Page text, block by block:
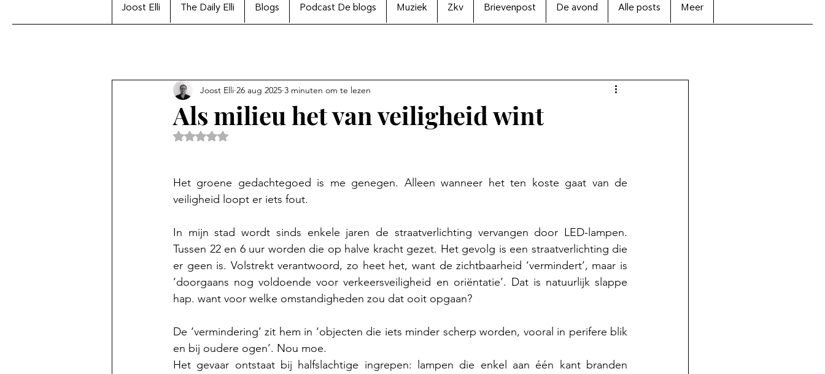
Joost Elli The Daily Elli Blogs Podcast De blogs Muziek Zkv Brievenpost De avond Alle posts Meer
Als milieu het van veiligheid wint
Joost Elli 26 aug 2025 3 minuten om te lezen
Beoordeeld met NaN uit 5 sterren.
Het groene gedachtegoed is me genegen. Alleen wanneer het ten koste gaat van de
veiligheid loopt er iets fout.
In mijn stad wordt sinds enkele jaren de straatverlichting vervangen door LED-lampen.
Tussen 22 en 6 uur worden die op halve kracht gezet. Het gevolg is een straatverlichting die
er geen is. Volstrekt verantwoord, zo heet het, want de zichtbaarheid ‘vermindert’, maar is
‘doorgaans nog voldoende voor verkeersveiligheid en oriëntatie’. Dat is natuurlijk slappe
hap. want voor welke omstandigheden zou dat ooit opgaan?
De ‘vermindering’ zit hem in ‘objecten die iets minder scherp worden, vooral in perifere blik
en bij oudere ogen’. Nou moe.
Het gevaar ontstaat bij halfslachtige ingrepen: lampen die enkel aan één kant branden